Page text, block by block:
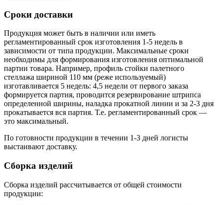
Сроки доставки
Продукция может быть в наличии или иметь
регламентированный срок изготовления 1-5 недель в
зависимости от типа продукции. Максимальные сроки
необходимы для формирования изготовления оптимальной
партии товара. Например, профиль стойки палетного
стеллажа шириной 110 мм (реже используемый)
изготавливается 5 недель: 4,5 недели от первого заказа
формируется партия, проводится резервирование штрипса
определенной ширины, наладка прокатной линии и за 2-3 дня
прокатывается вся партия. Т.е. регламентированный срок —
это максимальный.
По готовности продукции в течении 1-3 дней логисты
выстаивают доставку.
Сборка изделий
Сборка изделий рассчитывается от общей стоимости
продукции: